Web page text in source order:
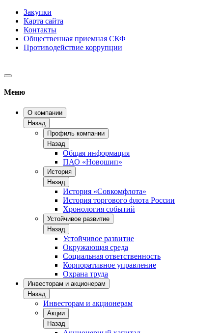
Закупки
Карта сайта
Контакты
Общественная приемная СКФ
Противодействие коррупции
Меню
О компании
Назад
Профиль компании
Назад
Общая информация
ПАО «Новошип»
История
Назад
История «Совкомфлота»
История торгового флота России
Хронология событий
Устойчивое развитие
Назад
Устойчивое развитие
Окружающая среда
Социальная ответственность
Корпоративное управление
Охрана труда
Инвесторам и акционерам
Назад
Инвесторам и акционерам
Акции
Назад